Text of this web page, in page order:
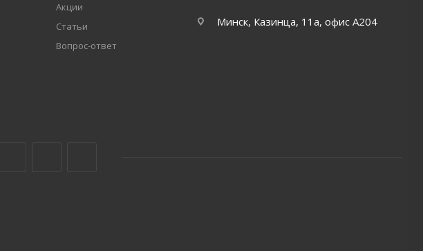
Акции
Статьи
Вопрос-ответ
Минск, Казинца, 11а, офис А204